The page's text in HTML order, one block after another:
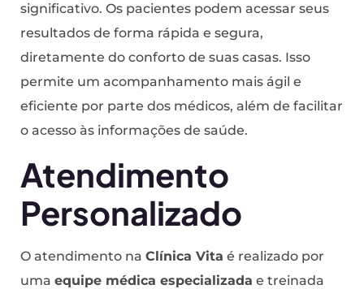
significativo. Os pacientes podem acessar seus
resultados de forma rápida e segura,
diretamente do conforto de suas casas. Isso
permite um acompanhamento mais ágil e
eficiente por parte dos médicos, além de facilitar
o acesso às informações de saúde.
Atendimento
Personalizado
O atendimento na Clínica Vita é realizado por
uma equipe médica especializada e treinada